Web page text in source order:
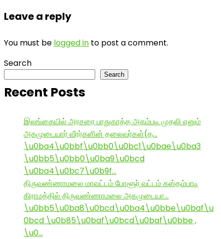
Leave a reply
You must be logged in to post a comment.
Search
Search
Recent Posts
இலங்கையில் அரசரை பாதுகாத்த அகம்படி முதலி எனும்
அகமுடையார் வீரர்களின் தலைவர்கள்(த…
\u0ba4\u0bbf\u0bb0\u0bc1\u0bae\u0ba3
\u0bb5\u0bb0\u0ba9\u0bcd
\u0ba4\u0bc7\u0b9f…
திருவண்ணாமலை மாவட்டம் போளூர் வட்டம் கஸ்தம்பாடி
கிராமத்தில் திருவண்ணாமலை அகமுடையா…
\u0bb5\u0ba8\u0bcd\u0ba4\u0bbe\u0baf\u
0bcd \u0b85\u0baf\u0bcd\u0baf\u0bbe ,
\u0…